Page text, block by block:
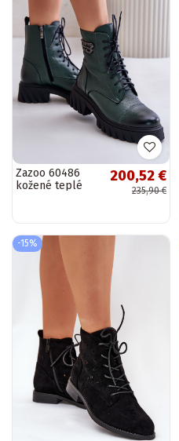
Zazoo 60486
kožené teplé
200,52 €
235,90 €
-15%